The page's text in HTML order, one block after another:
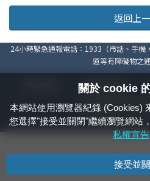
返回上
24小時緊急通報電話：1933（市話、手機
道等有障礙物之
資通安全政策
國營臺灣鐵路股份有限
本頁產生時間： 2026/
關於 cookie
本網站使用瀏覽器紀錄 (Cookies)
您選擇"接受並關閉"繼續瀏覽網站
私權宣告
接受並